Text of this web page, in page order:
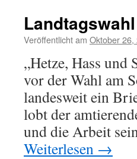
Veröffentlicht am Oktober 26,
„Hetze, Hass und
vor der Wahl am
landesweit ein
lobt der
und die Arbeit
Weiterlesen →